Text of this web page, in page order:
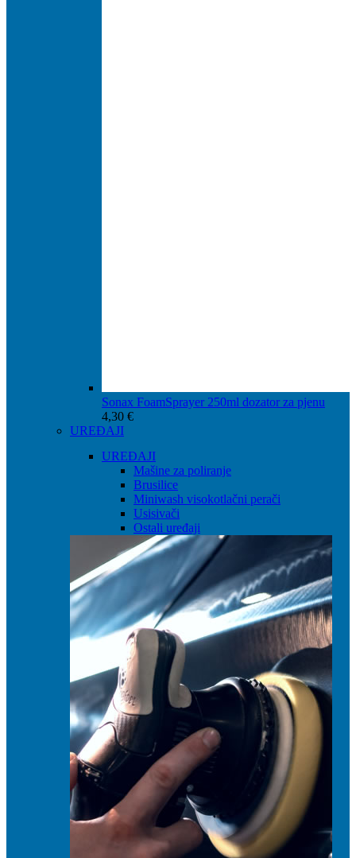
Sonax FoamSprayer 250ml dozator za pjenu
4,30 €
UREĐAJI
UREĐAJI
Mašine za poliranje
Brusilice
Miniwash visokotlačni perači
Usisivači
Ostali uređaji